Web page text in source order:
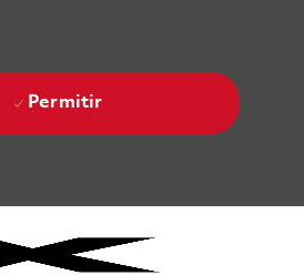
Permitir